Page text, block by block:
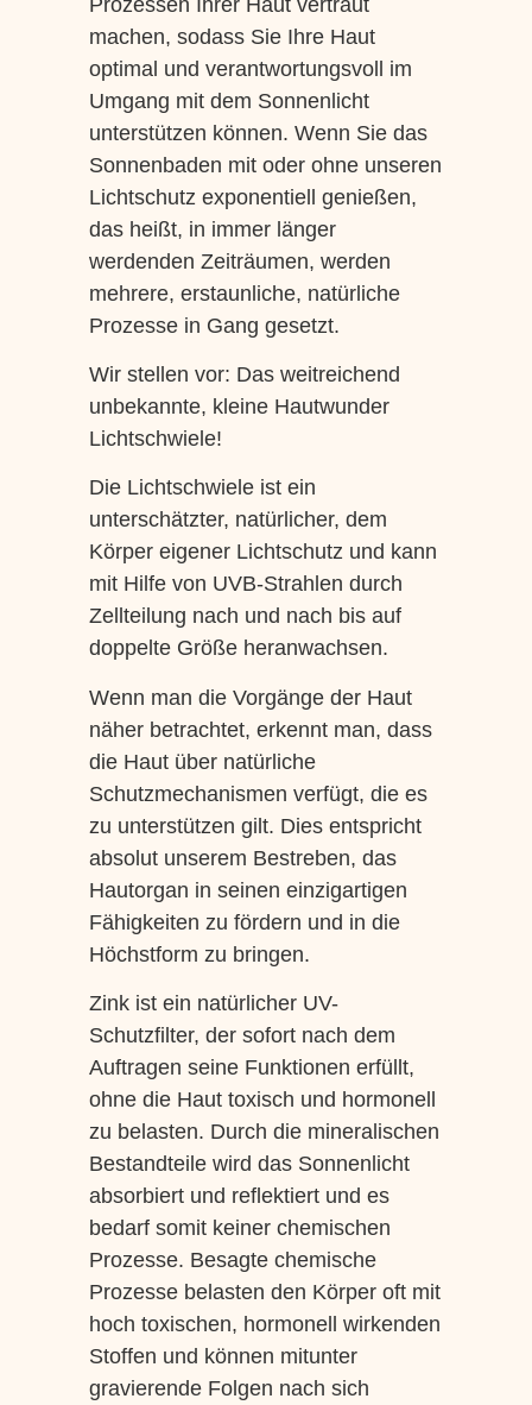
machen, sodass Sie Ihre Haut
optimal und verantwortungsvoll im
Umgang mit dem Sonnenlicht
unterstützen können. Wenn Sie das
Sonnenbaden mit oder ohne unseren
Lichtschutz exponentiell genießen,
das heißt, in immer länger
werdenden Zeiträumen, werden
mehrere, erstaunliche, natürliche
Prozesse in Gang gesetzt.
Wir stellen vor: Das weitreichend
unbekannte, kleine Hautwunder
Lichtschwiele!
Die Lichtschwiele ist ein
unterschätzter, natürlicher, dem
Körper eigener Lichtschutz und kann
mit Hilfe von UVB-Strahlen durch
Zellteilung nach und nach bis auf
doppelte Größe heranwachsen.
Wenn man die Vorgänge der Haut
näher betrachtet, erkennt man, dass
die Haut über natürliche
Schutzmechanismen verfügt, die es
zu unterstützen gilt. Dies entspricht
absolut unserem Bestreben, das
Hautorgan in seinen einzigartigen
Fähigkeiten zu fördern und in die
Höchstform zu bringen.
Zink ist ein natürlicher UV-
Schutzfilter, der sofort nach dem
Auftragen seine Funktionen erfüllt,
ohne die Haut toxisch und hormonell
zu belasten. Durch die mineralischen
Bestandteile wird das Sonnenlicht
absorbiert und reflektiert und es
bedarf somit keiner chemischen
Prozesse. Besagte chemische
Prozesse belasten den Körper oft mit
hoch toxischen, hormonell wirkenden
Stoffen und können mitunter
gravierende Folgen nach sich